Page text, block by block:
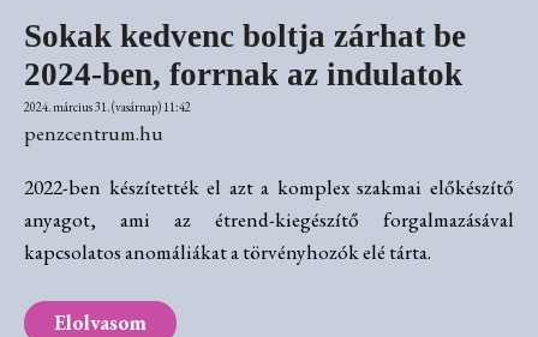
Sokak kedvenc boltja zárhat be
2024-ben, forrnak az indulatok
2024. március 31. (vasárnap) 11:42
penzcentrum.hu
2022-ben készítették el azt a komplex szakmai előkészítő
anyagot, ami az étrend-kiegészítő forgalmazásával
kapcsolatos anomáliákat a törvényhozók elé tárta.
Elolvasom